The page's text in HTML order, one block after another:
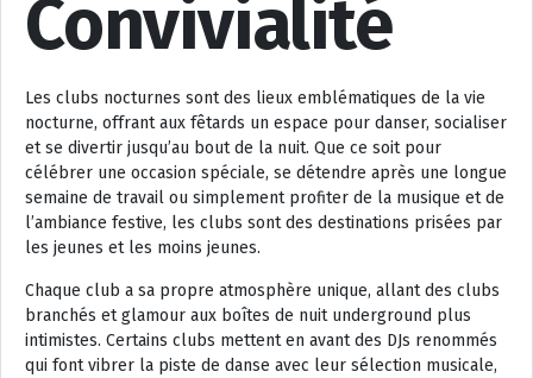
Convivialité
Les clubs nocturnes sont des lieux emblématiques de la vie
nocturne, offrant aux fêtards un espace pour danser, socialiser
et se divertir jusqu’au bout de la nuit. Que ce soit pour
célébrer une occasion spéciale, se détendre après une longue
semaine de travail ou simplement profiter de la musique et de
l’ambiance festive, les clubs sont des destinations prisées par
les jeunes et les moins jeunes.
Chaque club a sa propre atmosphère unique, allant des clubs
branchés et glamour aux boîtes de nuit underground plus
intimistes. Certains clubs mettent en avant des DJs renommés
qui font vibrer la piste de danse avec leur sélection musicale,